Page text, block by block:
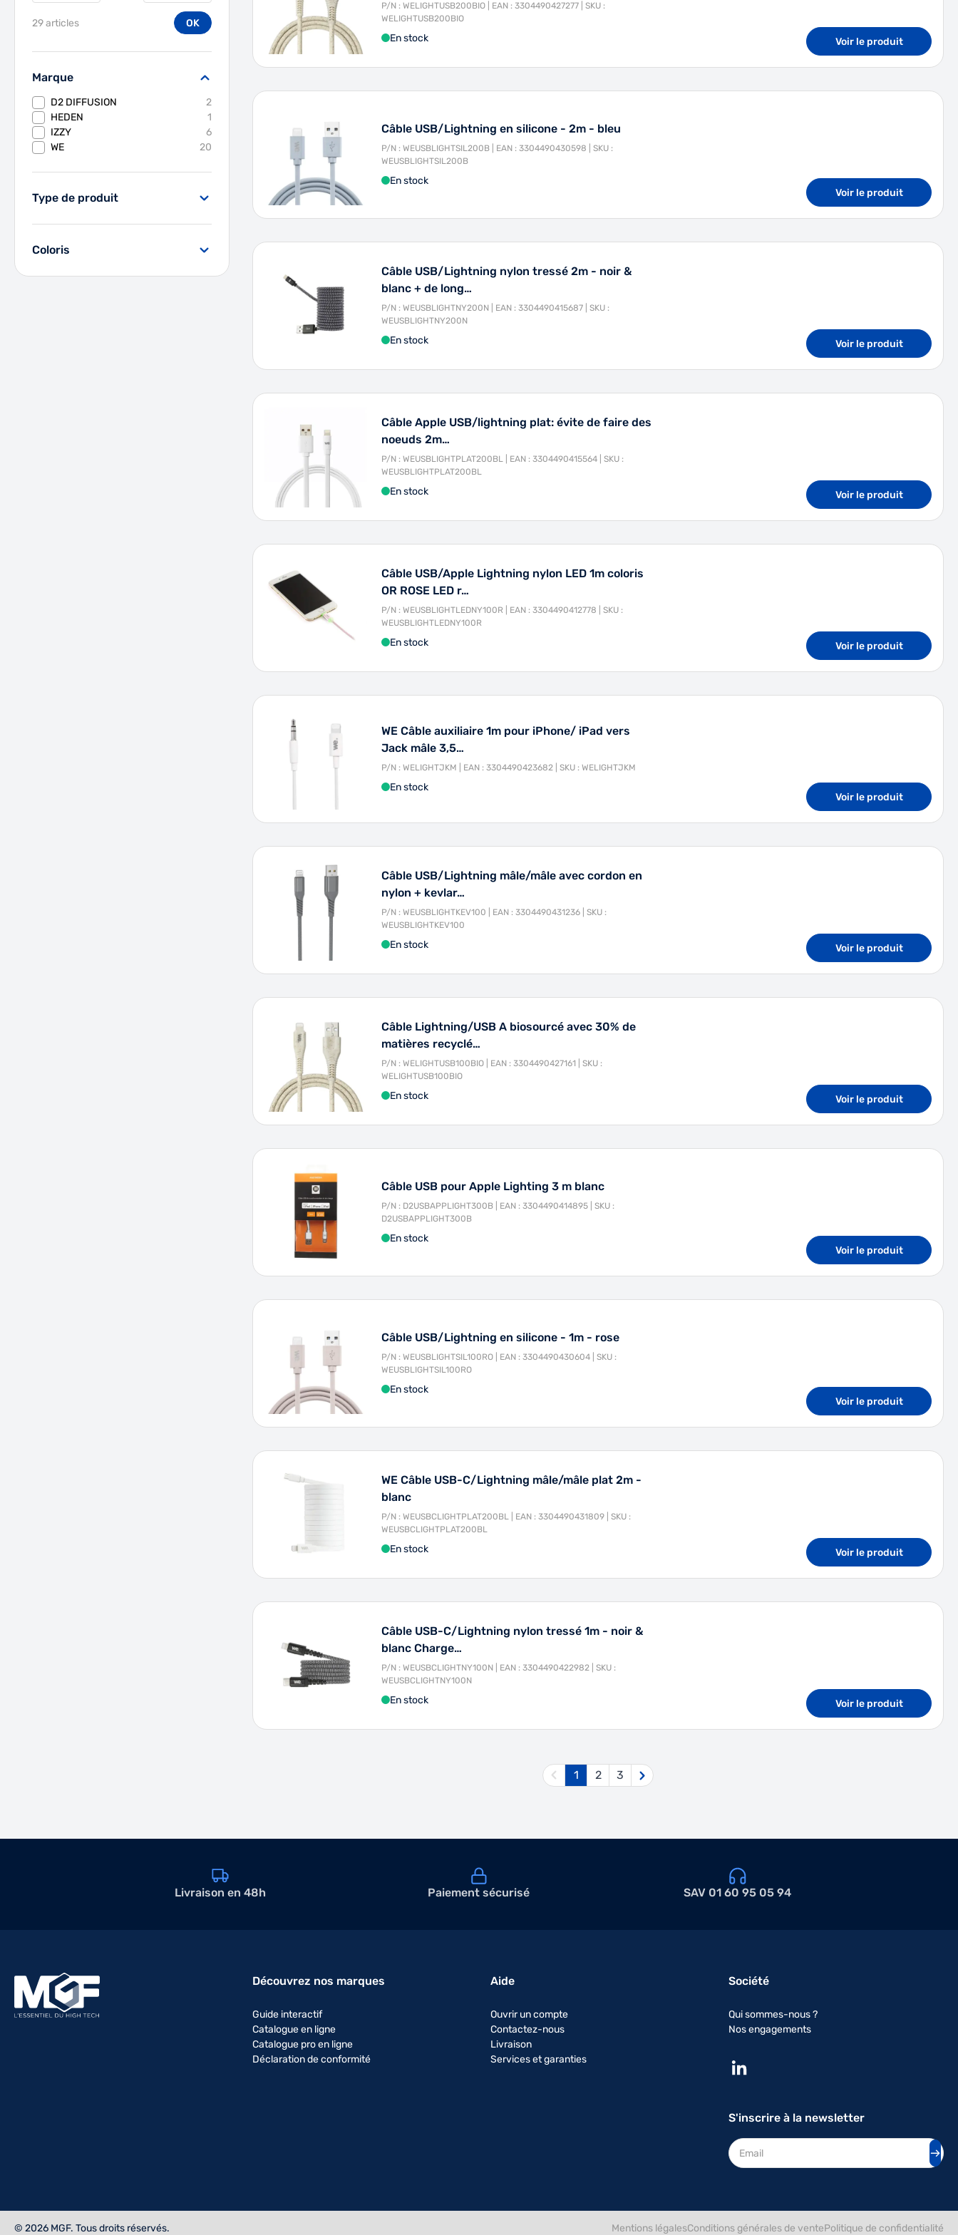
29 articles OK
Marque
filter
D2 DIFFUSION 2products available
HEDEN
1
IZZY
6products available
WE
20
Type de produit
filter
Coloris
filter
P/N : WELIGHTUSB200BIO | EAN : 3304490427277 | SKU :
WELIGHTUSB200BIO
En stock Voir le produit
Câble USB/Lightning en silicone - 2m - bleu
P/N : WEUSBLIGHTSIL200B | EAN : 3304490430598 | SKU :
WEUSBLIGHTSIL200B
En stock
Voir le produit
Câble USB/Lightning nylon tressé 2m - noir &
blanc + de long…
P/N : WEUSBLIGHTNY200N | EAN : 3304490415687 | SKU :
WEUSBLIGHTNY200N
En stock Voir le produit
Câble Apple USB/lightning plat: évite de faire des
noeuds 2m…
P/N : WEUSBLIGHTPLAT200BL | EAN : 3304490415564 | SKU :
WEUSBLIGHTPLAT200BL
En stock Voir le produit
Câble USB/Apple Lightning nylon LED 1m coloris
OR ROSE LED r…
P/N : WEUSBLIGHTLEDNY100R | EAN : 3304490412778 | SKU :
WEUSBLIGHTLEDNY100R
En stock Voir le produit
WE Câble auxiliaire 1m pour iPhone/ iPad vers
Jack mâle 3,5…
P/N : WELIGHTJKM | EAN : 3304490423682 | SKU : WELIGHTJKM
En stock
Voir le produit
Câble USB/Lightning mâle/mâle avec cordon en
nylon + kevlar…
P/N : WEUSBLIGHTKEV100 | EAN : 3304490431236 | SKU :
WEUSBLIGHTKEV100
En stock Voir le produit
Câble Lightning/USB A biosourcé avec 30% de
matières recyclé…
P/N : WELIGHTUSB100BIO | EAN : 3304490427161 | SKU :
WELIGHTUSB100BIO
En stock Voir le produit
Câble USB pour Apple Lighting 3 m blanc
P/N : D2USBAPPLIGHT300B | EAN : 3304490414895 | SKU :
D2USBAPPLIGHT300B
En stock
Voir le produit
Câble USB/Lightning en silicone - 1m - rose
P/N : WEUSBLIGHTSIL100RO | EAN : 3304490430604 | SKU :
WEUSBLIGHTSIL100RO
En stock
Voir le produit
WE Câble USB-C/Lightning mâle/mâle plat 2m -
blanc
P/N : WEUSBCLIGHTPLAT200BL | EAN : 3304490431809 | SKU :
WEUSBCLIGHTPLAT200BL
En stock Voir le produit
Câble USB-C/Lightning nylon tressé 1m - noir &
blanc Charge…
P/N : WEUSBCLIGHTNY100N | EAN : 3304490422982 | SKU :
WEUSBCLIGHTNY100N
En stock Voir le produit
Vous lisez actuellement la page
1
Page
2
Page
3
Livraison en 48h Paiement sécurisé SAV 01 60 95 05 94
Découvrez nos marques
Guide interactif
Catalogue en ligne
Catalogue pro en ligne
Déclaration de conformité
Aide
Ouvrir un compte
Contactez-nous
Livraison
Services et garanties
Société
Qui sommes-nous ?
Nos engagements
S'inscrire à la newsletter
Adresse mail
© 2026 MGF. Tous droits réservés. Mentions légalesConditions générales de ventePolitique de confidentialité